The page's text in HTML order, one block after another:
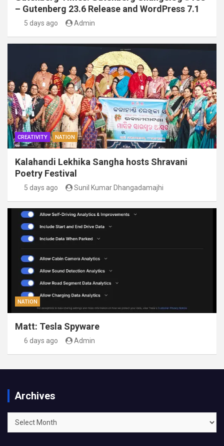
– Gutenberg 23.6 Release and WordPress 7.1
5 days ago Admin
CREATIVITY NATION
Kalahandi Lekhika Sangha hosts Shravani
Poetry Festival
5 days ago Sunil Kumar Dhangadamajhi
NATION
Matt: Tesla Spyware
6 days ago Admin
Archives
Archives